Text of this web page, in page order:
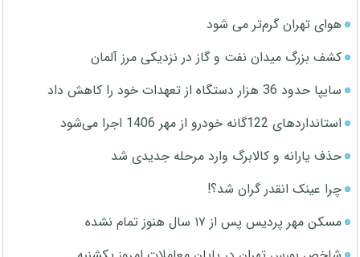
هوای تهران گرم‌تر می شود
کشف بزرگ میدان نفت و گاز در نزدیکی مرز آلمان
سایپا حدود 36 هزار دستگاه از تعهدات خود را کاهش داد
استانداردهای 122گانه خودرو از مهر 1406 اجرا می‌شود
حذف یارانه و کالابرگ وارد مرحله جدیدی شد
چرا عینک انقدر گران شد؟!
مسکن مهر پردیس پس از ۱۷ سال هنوز تمام نشده